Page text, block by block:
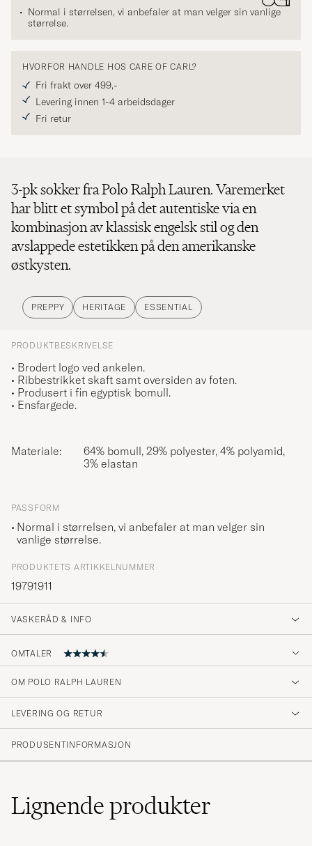
Normal i størrelsen, vi anbefaler at man velger sin vanlige
størrelse.
HVORFOR HANDLE HOS CARE OF CARL?
Fri frakt over 499,-
Levering innen 1-4 arbeidsdager
Fri retur
3-pk sokker fra Polo Ralph Lauren. Varemerket
har blitt et symbol på det autentiske via en
kombinasjon av klassisk engelsk stil og den
avslappede estetikken på den amerikanske
østkysten.
PREPPY HERITAGE ESSENTIAL
PRODUKTBESKRIVELSE
• Brodert logo ved ankelen.
• Ribbestrikket skaft samt oversiden av foten.
• Produsert i fin egyptisk bomull.
• Ensfargede.
Materiale:
64% bomull, 29% polyester, 4% polyamid,
3% elastan
PASSFORM
Normal i størrelsen, vi anbefaler at man velger sin
vanlige størrelse.
PRODUKTETS ARTIKKELNUMMER
19791911
VASKERÅD & INFO
OMTALER
Fine gode sokker
MICHELLE B
köpt dessa tidigare och kommer fylla på i
framtiden!
OM POLO RALPH LAUREN
LEVERING OG RETUR
PRODUSENTINFORMASJON
Lignendeprodukter